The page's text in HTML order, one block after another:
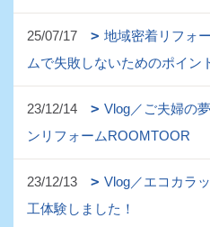
25/07/17
地域密着リフォ
ムで失敗しないためのポイン
23/12/14
Vlog／ご夫婦の
ンリフォームROOMTOOR
23/12/13
Vlog／エコカラ
工体験しました！